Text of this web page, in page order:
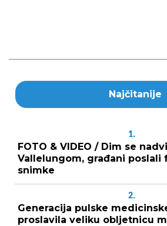
Najčitanije
1.
FOTO & VIDEO / Dim se
Vallelungom, građani poslali
snimke
2.
Generacija pulske
proslavila veliku obljetnicu